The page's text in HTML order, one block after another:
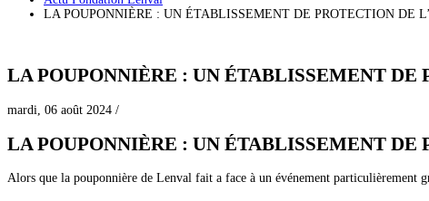
LA POUPONNIÈRE : UN ÉTABLISSEMENT DE PROTECTION DE
LA POUPONNIÈRE : UN ÉTABLISSEMENT DE
mardi, 06 août 2024 /
LA POUPONNIÈRE : UN ÉTABLISSEMENT DE
Alors que la pouponnière de Lenval fait a face à un événement particulièrement